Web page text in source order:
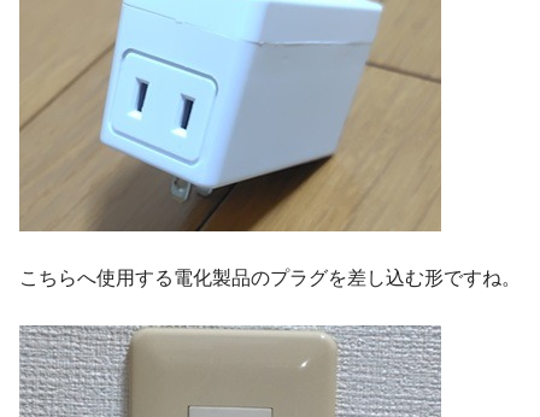
こちらへ使用する電化製品のプラグを差し込む形ですね。